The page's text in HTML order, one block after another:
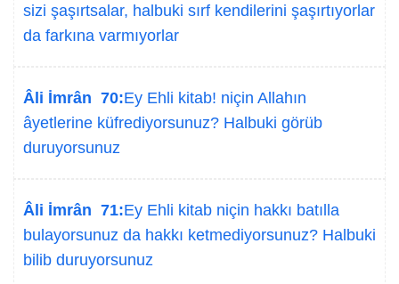
sizi şaşırtsalar, halbuki sırf kendilerini şaşırtıyorlar
da farkına varmıyorlar
Âli İmrân 70:Ey Ehli kitab! niçin Allahın
âyetlerine küfrediyorsunuz? Halbuki görüb
duruyorsunuz
Âli İmrân 71:Ey Ehli kitab niçin hakkı batılla
bulayorsunuz da hakkı ketmediyorsunuz? Halbuki
bilib duruyorsunuz